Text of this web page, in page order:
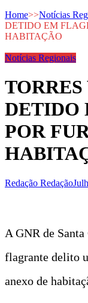
Home>>Notícias
DETIDO EM
HABITAÇÃO
Notícias Regionais
DETIDO
POR
Redação Redação
A GNR de
flagrante delito
anexo de